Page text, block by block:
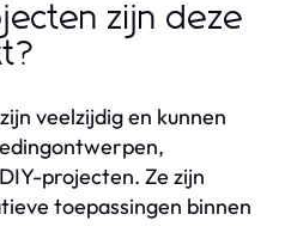
zijn deze
veelzijdig en kunnen
projecten. Ze zijn
toepassingen binnen